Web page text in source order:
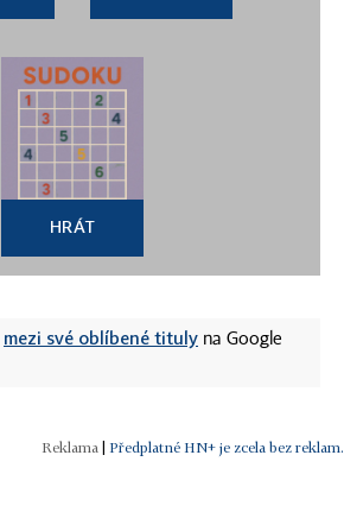
HRÁT
mezi své oblíbené tituly na Google
| Předplatné HN+ je zcela bez reklam.